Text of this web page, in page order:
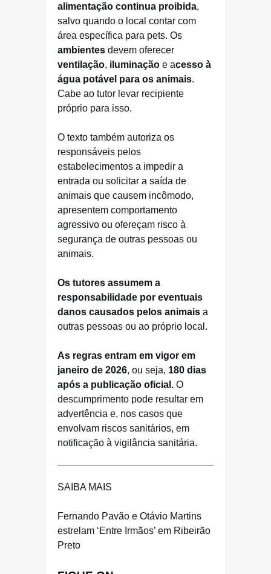
alimentação continua proibida,
salvo quando o local contar com
área específica para pets. Os
ambientes devem oferecer
ventilação, iluminação e acesso à
água potável para os animais.
Cabe ao tutor levar recipiente
próprio para isso.
O texto também autoriza os
responsáveis pelos
estabelecimentos a impedir a
entrada ou solicitar a saída de
animais que causem incômodo,
apresentem comportamento
agressivo ou ofereçam risco à
segurança de outras pessoas ou
animais.
Os tutores assumem a
responsabilidade por eventuais
danos causados pelos animais a
outras pessoas ou ao próprio local.
As regras entram em vigor em
janeiro de 2026, ou seja, 180 dias
após a publicação oficial. O
descumprimento pode resultar em
advertência e, nos casos que
envolvam riscos sanitários, em
notificação à vigilância sanitária.
SAIBA MAIS
Fernando Pavão e Otávio Martins
estrelam ‘Entre Irmãos’ em Ribeirão
Preto